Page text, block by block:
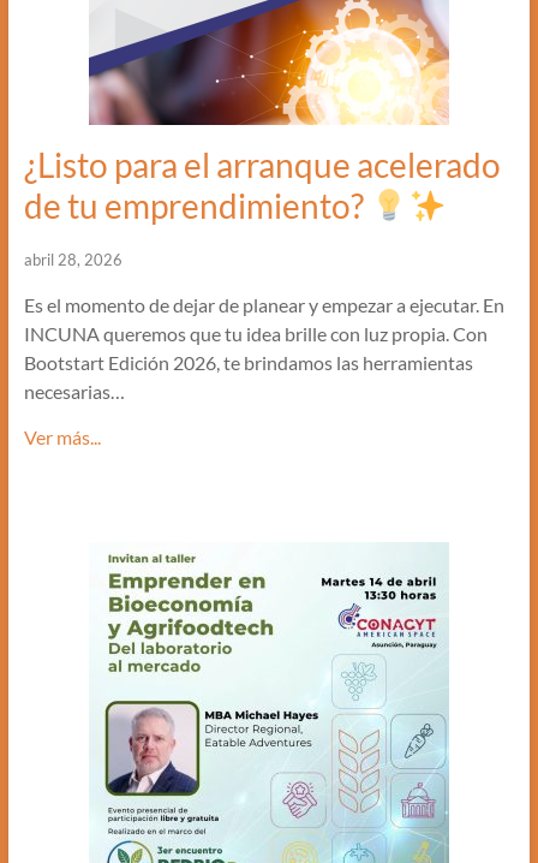
¿Listo para el arranque acelerado
de tu emprendimiento?
abril 28, 2026
Es el momento de dejar de planear y empezar a ejecutar. En
INCUNA queremos que tu idea brille con luz propia. Con
Bootstart Edición 2026, te brindamos las herramientas
necesarias…
Ver más...